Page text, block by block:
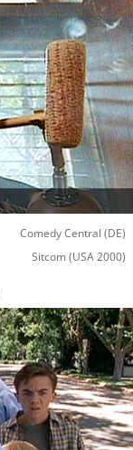
Comedy Central (DE)
Sitcom (USA 2000)